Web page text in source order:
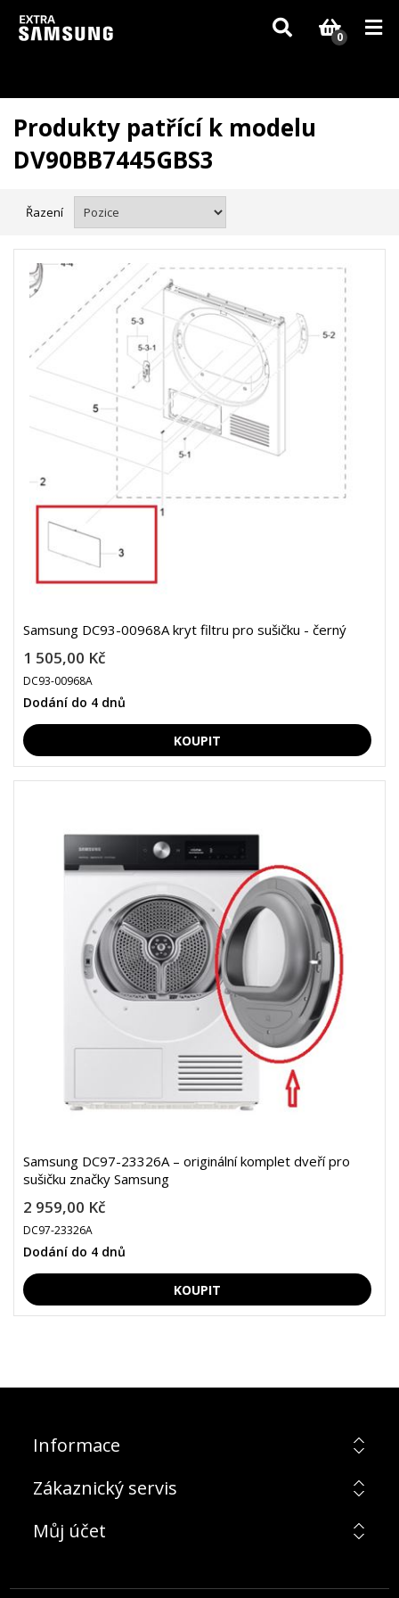
Vzhledem k aktuální situaci se může dodání dílů, které nejsou skladem,
zpozdit. Děkujeme za pochopení.
0
Produkty patřící k modelu
DV90BB7445GBS3
Řazení
Samsung DC93-00968A kryt filtru pro sušičku - černý
1 505,00 Kč
DC93-00968A
Dodání do 4 dnů
Samsung DC97-23326A – originální komplet dveří pro
sušičku značky Samsung
2 959,00 Kč
DC97-23326A
Dodání do 4 dnů
Informace
Zákaznický servis
Můj účet